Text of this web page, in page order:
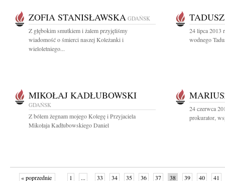
ZOFIA STANISŁAWSKA GDAŃSK
Z głębokim smutkiem i żalem przyjęliśmy
wiadomość o śmierci naszej Koleżanki i
wieloletniego...
24 lipca 2013
wodnego
MIKOŁAJ KADŁUBOWSKI
GDAŃSK
Z bólem żegnam mojego Kolegę i Przyjaciela
Mikołaja Kadłubowskiego Daniel
24 czerwca
prokurator,
« poprzednie 1 ... 33 34 35 36 37 38 39 40 41